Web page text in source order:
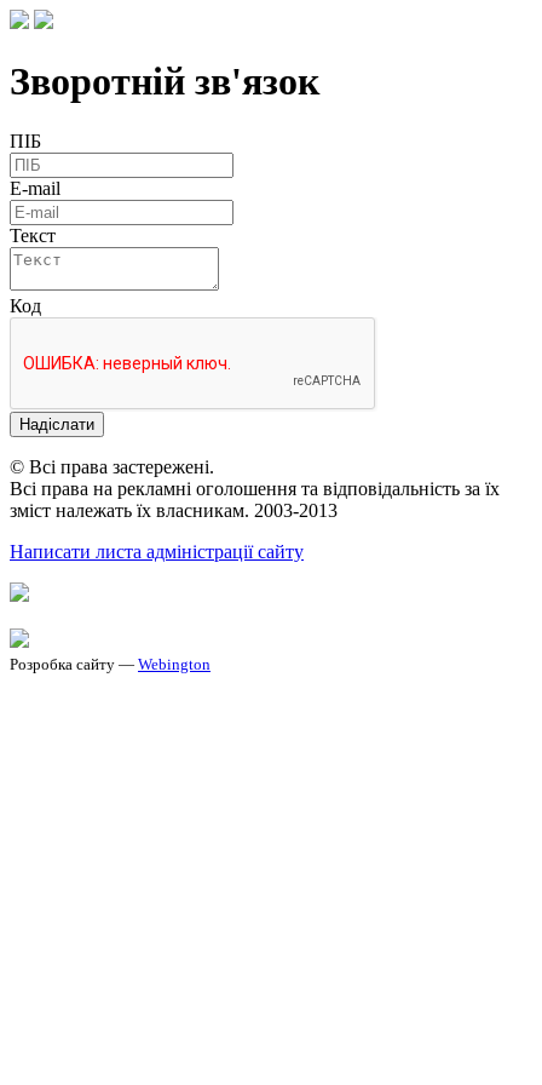
Зворотній зв'язок
ПІБ
E-mail
Текст
Код
Надіслати
© Всі права застережені.
Всі права на рекламні оголошення та відповідальність за їх
зміст належать їх власникам. 2003-2013
Написати листа адміністрації сайту
Розробка сайту — Webington